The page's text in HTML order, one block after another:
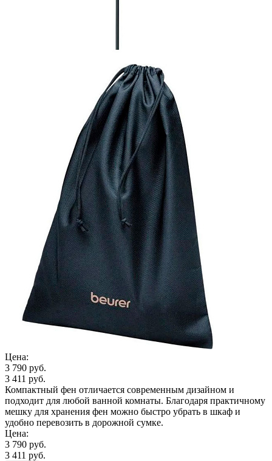
Цена:
3 790 руб.
3 411 руб.
Компактный фен отличается современным дизайном и
подходит для любой ванной комнаты. Благодаря практичному
мешку для хранения фен можно быстро убрать в шкаф и
удобно перевозить в дорожной сумке.
Цена:
3 790 руб.
3 411 руб.